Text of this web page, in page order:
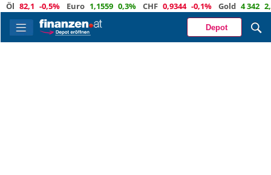
82,1 -0,5% Euro 1,1559 0,3% CHF 0,9344 -0,1% Gold 4 342 2,4%
Depot